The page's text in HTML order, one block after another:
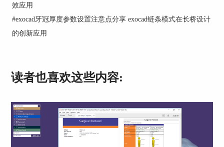
exocad软件提供了丰富的设计工具和选项，可以让
设计师根据需要进行个性化设计。
模拟和预览： 在设计完成后，可以利用exocad的模
拟和预览功能，检查义齿的形状、大小、位置等是
否符合预期。如果发现问题，可以及时进行调整。
效应用
#exocad牙冠厚度参数设置注意点分享 exocad链条模式在长桥设计
的创新应用
读者也喜欢这些内容: